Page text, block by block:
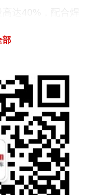
高达40%，配合焊
力以及更强抗撞
架，在受到撞击
的变形，从而达
。
部